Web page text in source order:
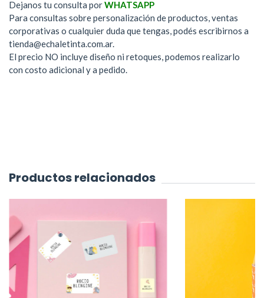
Dejanos tu consulta porWHATSAPP
Para consultas sobre personalización de productos, ventas
corporativas o cualquier duda que tengas, podés escribirnos a
tienda@echaletinta.com.ar.
El precio NO incluye diseño ni retoques, podemos realizarlo
con costo adicional y a pedido.
Productos relacionados